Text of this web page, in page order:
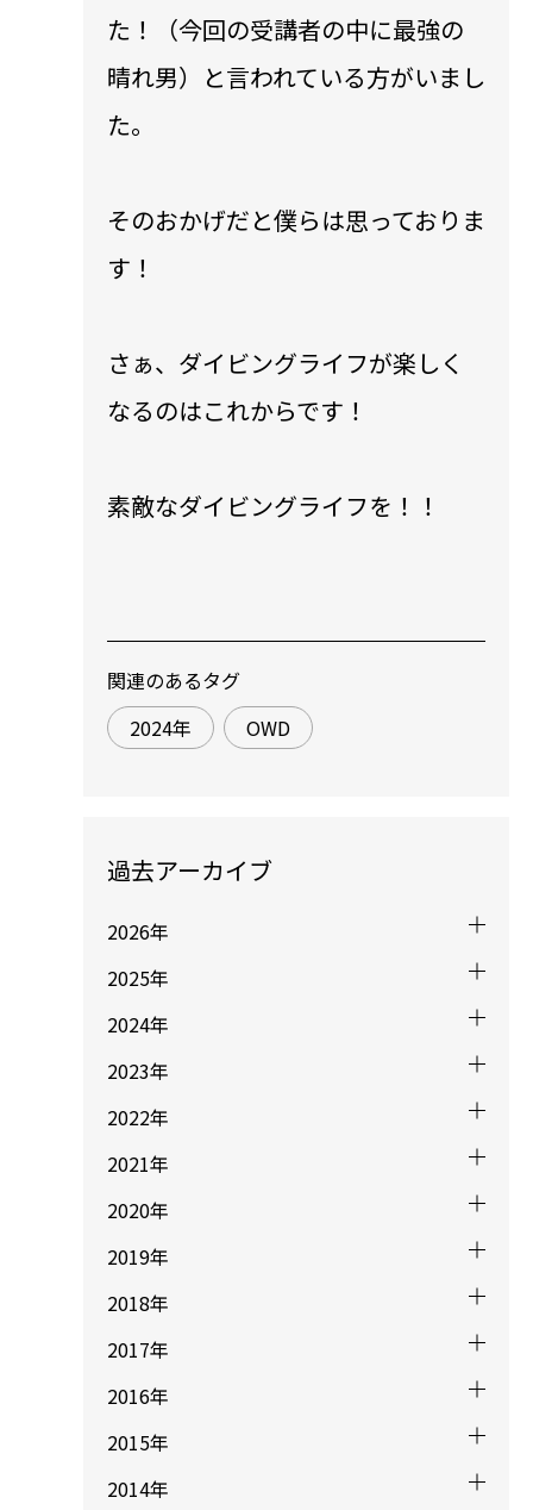
た！（今回の受講者の中に最強の
晴れ男）と言われている方がいまし
た。
そのおかげだと僕らは思っておりま
す！
さぁ、ダイビングライフが楽しく
なるのはこれからです！
素敵なダイビングライフを！！
関連のあるタグ
2024年
OWD
過去アーカイブ
2026年
2025年
2024年
2023年
2022年
2021年
2020年
2019年
2018年
2017年
2016年
2015年
2014年